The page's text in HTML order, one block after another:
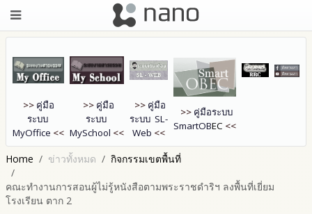
>> คู่มือ
ระบบ
MyOffice <<
>> คู่มือ
ระบบ
MySchool <<
>> คู่มือ
ระบบ SL-
Web <<
>> คู่มือระบบ
SmartOBEC <<
Home ข่าวทั้งหมด กิจกรรมเขตพื้นที่
คณะทำงานการสอนผู้ไม่รู้หนังสือตามพระราชดำริฯ ลงพื้นที่เยี่ยม
โรงเรียน ตาก 2